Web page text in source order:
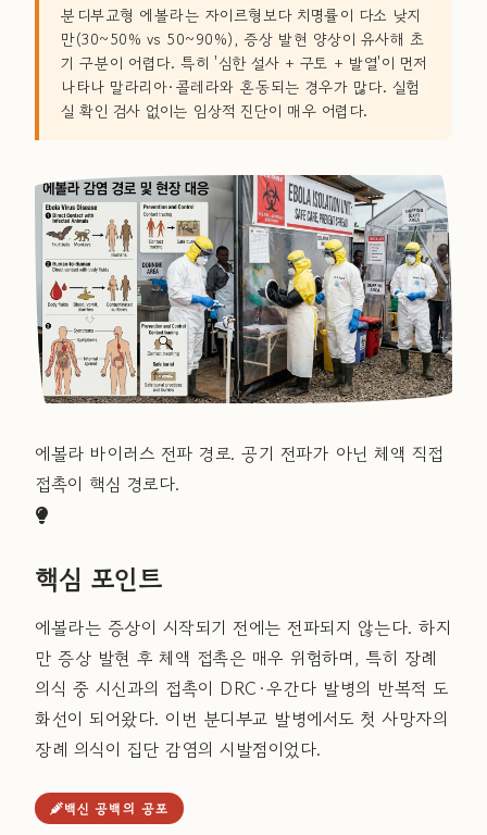
분디부교형 에볼라는 자이르형보다 치명률이 다소 낮지
만(30~50% vs 50~90%), 증상 발현 양상이 유사해 초
기 구분이 어렵다. 특히 '심한 설사 + 구토 + 발열'이 먼저
나타나 말라리아·콜레라와 혼동되는 경우가 많다. 실험
실 확인 검사 없이는 임상적 진단이 매우 어렵다.
에볼라 바이러스 전파 경로. 공기 전파가 아닌 체액 직접
접촉이 핵심 경로다.
핵심 포인트
에볼라는 증상이 시작되기 전에는 전파되지 않는다. 하지
만 증상 발현 후 체액 접촉은 매우 위험하며, 특히 장례
의식 중 시신과의 접촉이 DRC·우간다 발병의 반복적 도
화선이 되어왔다. 이번 분디부교 발병에서도 첫 사망자의
장례 의식이 집단 감염의 시발점이었다.
백신 공백의 공포